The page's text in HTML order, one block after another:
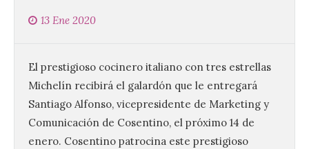
13 Ene 2020
El prestigioso cocinero italiano con tres estrellas
Michelín recibirá el galardón que le entregará
Santiago Alfonso, vicepresidente de Marketing y
Comunicación de Cosentino, el próximo 14 de
enero. Cosentino patrocina este prestigioso